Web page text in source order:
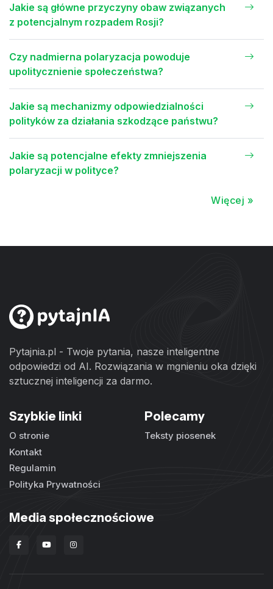
Jakie są główne przyczyny obaw związanych
z potencjalnym rozpadem Rosji?
Czy nadmierna polaryzacja powoduje
upolitycznienie społeczeństwa?
Jakie są mechanizmy odpowiedzialności
polityków za działania szkodzące państwu?
Jakie są potencjalne efekty zmniejszenia
polaryzacji w polityce?
Więcej »
Pytajnia.pl - Twoje pytania, nasze inteligentne
odpowiedzi od AI. Rozwiązania w mgnieniu oka dzięki
sztucznej inteligencji za darmo.
Szybkie linki
O stronie
Kontakt
Regulamin
Polityka Prywatności
Polecamy
Teksty piosenek
Media społecznościowe